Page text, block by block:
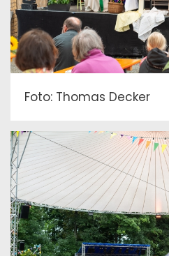
Foto: Thomas Decker